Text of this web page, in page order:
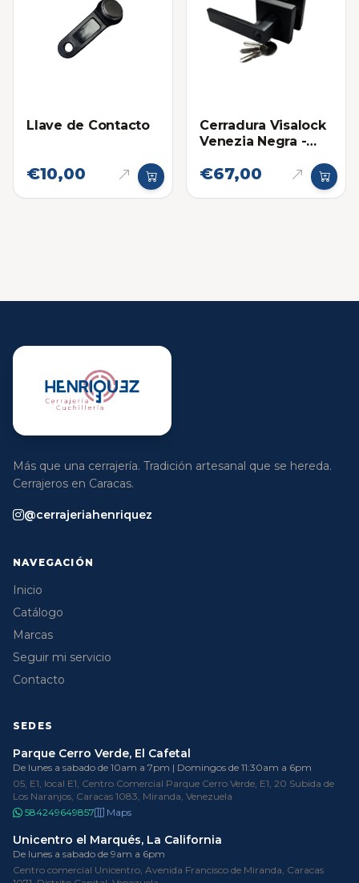
Llave de Contacto
€10,00
Cerradura Visalock
Venezia Negra -
€67,00
Más que una cerrajería. Tradición artesanal que se hereda.
Cerrajeros en Caracas.
@cerrajeriahenriquez
NAVEGACIÓN
Inicio
Catálogo
Marcas
Seguir mi servicio
Contacto
SEDES
Parque Cerro Verde, El Cafetal
De lunes a sabado de 10am a 7pm | Domingos de 11:30am a 6pm
05, E1, local E1, Centro Comercial Parque Cerro Verde, E1, 20 Subida de
Los Naranjos, Caracas 1083, Miranda, Venezuela
584249649857
Maps
Unicentro el Marqués, La California
De lunes a sabado de 9am a 6pm
Centro comercial Unicentro, Avenida Francisco de Miranda, Caracas